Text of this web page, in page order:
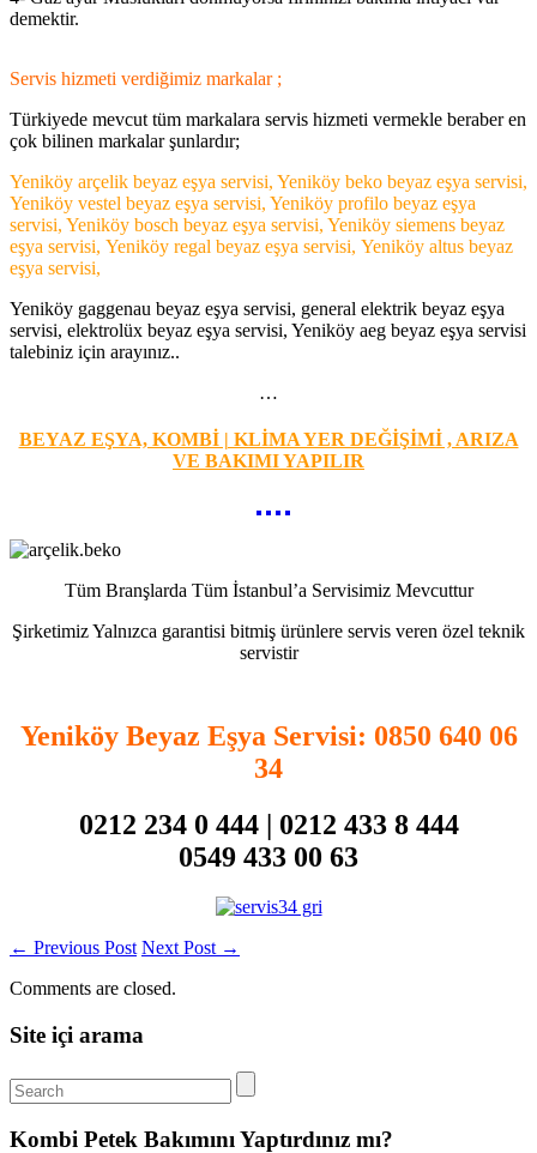
demektir.
Servis hizmeti verdiğimiz markalar ;
Türkiyede mevcut tüm markalara servis hizmeti vermekle beraber en
çok bilinen markalar şunlardır;
Yeniköy arçelik beyaz eşya servisi, Yeniköy beko beyaz eşya servisi,
Yeniköy vestel beyaz eşya servisi, Yeniköy profilo beyaz eşya
servisi, Yeniköy bosch beyaz eşya servisi, Yeniköy siemens beyaz
eşya servisi, Yeniköy regal beyaz eşya servisi, Yeniköy altus beyaz
eşya servisi,
Yeniköy gaggenau beyaz eşya servisi, general elektrik beyaz eşya
servisi, elektrolüx beyaz eşya servisi, Yeniköy aeg beyaz eşya servisi
talebiniz için arayınız..
…
BEYAZ EŞYA, KOMBİ | KLİMA YER DEĞİŞİMİ , ARIZA
VE BAKIMI YAPILIR
Tüm Branşlarda Tüm İstanbul’a Servisimiz Mevcuttur
Şirketimiz Yalnızca garantisi bitmiş ürünlere servis veren özel teknik
servistir
Yeniköy Beyaz Eşya Servisi: 0850 640 06
34
0212 234 0 444 | 0212 433 8 444
0549 433 00 63
← Previous Post Next Post →
Comments are closed.
Site içi arama
Kombi Petek Bakımını Yaptırdınız mı?